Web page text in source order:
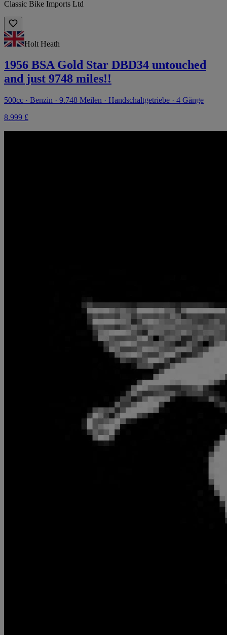
Classic Bike Imports Ltd
Holt Heath
1956 BSA Gold Star DBD34 untouched
and just 9748 miles!!
500cc · Benzin · 9.748 Meilen · Handschaltgetriebe · 4 Gänge
8.999 £